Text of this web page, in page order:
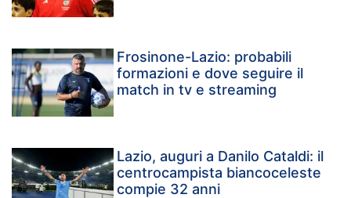
Frosinone-Lazio: probabili
formazioni e dove seguire il
match in tv e streaming
Lazio, auguri a Danilo Cataldi: il
centrocampista biancoceleste
compie 32 anni